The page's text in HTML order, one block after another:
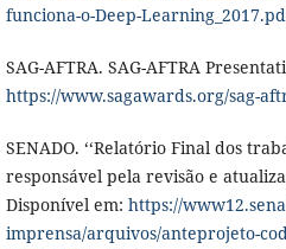
funciona-o-Deep-
SAG-AFTRA. SAG-AFTRA
https://www.sagawards.org/sag-
SENADO. ‘‘Relatório Final dos
responsável pela revisão e
Disponível em: https://
imprensa/arquivos/anteprojeto-